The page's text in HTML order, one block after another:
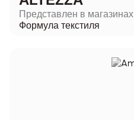
Представлен в магазинах
Формула текстиля